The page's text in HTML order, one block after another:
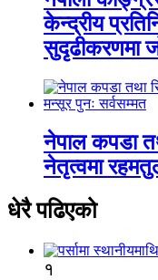
केन्द्रीय
सुदृढीकरणमा
नेपाल कपडा
नेतृत्वमा
धेरै पढिएको
१